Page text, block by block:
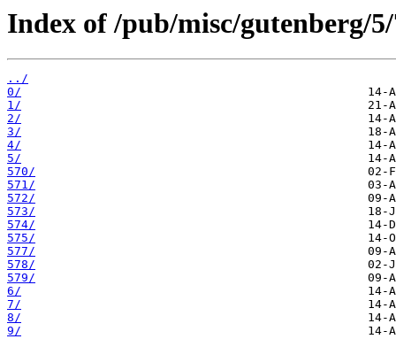
Index of /pub/misc/gutenberg/
../
0/
1/
2/
3/
4/
5/
570/
571/
572/
573/
574/
575/
577/
578/
579/
6/
7/
8/
9/